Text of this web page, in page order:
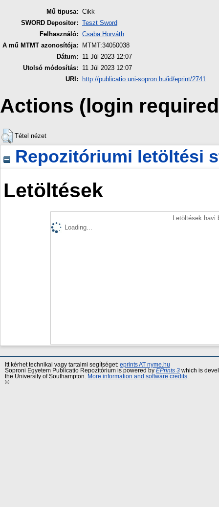
Mű tipusa: Cikk
SWORD Depositor: Teszt Sword
Felhasználó: Csaba Horváth
A mű MTMT azonosítója:
MTMT:34050038
Dátum:
11 Júl 2023 12:07
Utolsó módosítás:
11 Júl 2023 12:07
URI:
http://publicatio.uni-sopron.hu/id/eprint/2741
Actions (login
Tétel nézet
Repozitóriumi letöltési
Letöltések
Letöltések
Loading...
Itt kérhet technikai vagy tartalmi segítséget: eprints AT nyme.hu
Soproni Egyetem Publicatio Repozitórium is powered by EPrints 3 which is
the University of Southampton.
More information and software credits
©